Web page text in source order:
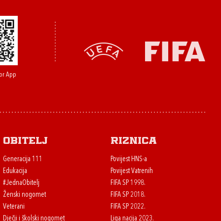
App
Obitelj
Generacija 111
Edukacija
#JednaObitelj
Ženski nogomet
Veterani
Dječji i školski nogomet
Riznica
Povijest HNS-a
Povijest Vatrenih
FIFA SP 1998.
FIFA SP 2018.
FIFA SP 2022.
Liga nacija 2023.